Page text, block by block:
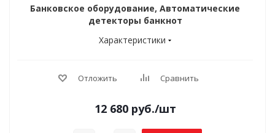
Банковское оборудование, Автоматические
детекторы банкнот
Характеристики
Отложить Сравнить
12 680руб./шт